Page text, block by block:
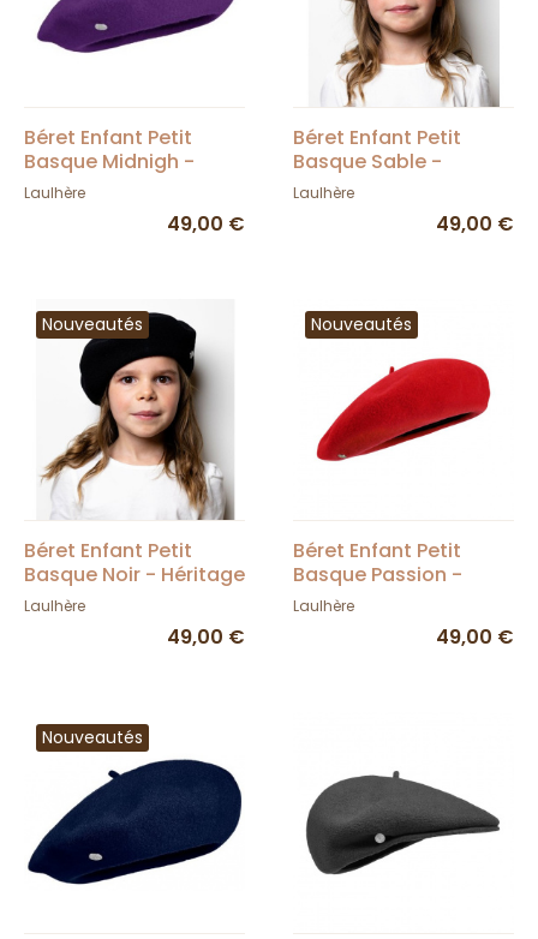
Béret Enfant Petit
Basque Midnigh -
Héritage par Laulhère
Laulhère
49,00 €
Béret Enfant Petit
Basque Sable -
Héritage par Laulhère
Laulhère
49,00 €
Nouveautés
Béret Enfant Petit
Basque Noir - Héritage
par Laulhère
Laulhère
49,00 €
Nouveautés
Béret Enfant Petit
Basque Passion -
Héritage par Laulhère
Laulhère
49,00 €
Nouveautés